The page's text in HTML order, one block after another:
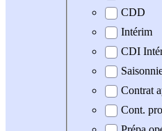
CDD
Intérim
CDI
Contrat
Cont.